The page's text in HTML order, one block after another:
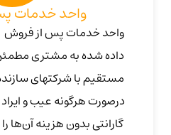
واحد خدمات
واحد خدمات پس از فروش
داده شده به مشتری
مستقیم با شرکتهای
درصورت هرگونه عیب و
گارانتی بدون هزینه آن‌ها